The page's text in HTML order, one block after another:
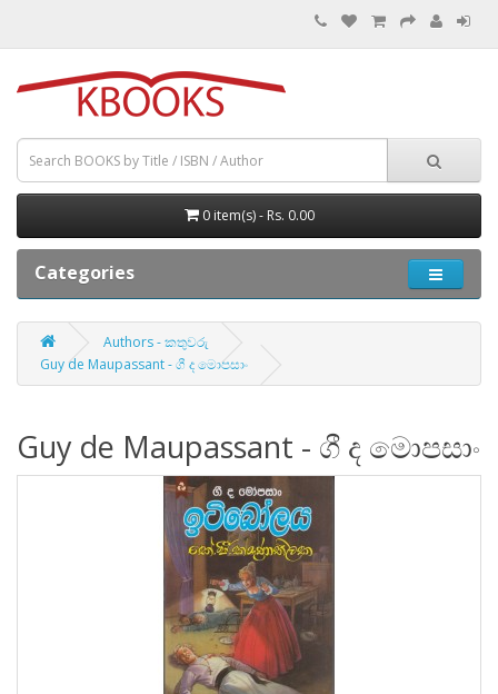
0 item(s) - Rs. 0.00
Categories
Authors - කතුවරු
Guy de Maupassant - ගී ද මොපසාං
Guy de Maupassant - ගී ද මොපසාං